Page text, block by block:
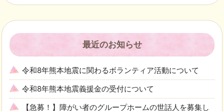
最近のお知らせ
令和8年熊本地震に関わるボランティア活動について
令和8年熊本地震義援金の受付について
【急募！】障がい者のグループホームの世話人を募集し